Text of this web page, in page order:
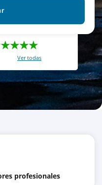
Ver todas
profesionales